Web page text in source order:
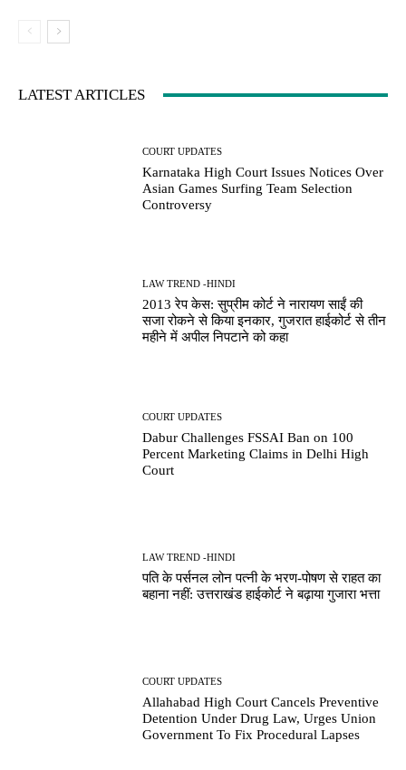
LATEST ARTICLES
COURT UPDATES
Karnataka High Court Issues Notices Over
Asian Games Surfing Team Selection
Controversy
LAW TREND -HINDI
2013 रेप केस: सुप्रीम कोर्ट ने नारायण साईं की
सजा रोकने से किया इनकार, गुजरात हाईकोर्ट से तीन
महीने में अपील निपटाने को कहा
COURT UPDATES
Dabur Challenges FSSAI Ban on 100
Percent Marketing Claims in Delhi High
Court
LAW TREND -HINDI
पति के पर्सनल लोन पत्नी के भरण-पोषण से राहत का
बहाना नहीं: उत्तराखंड हाईकोर्ट ने बढ़ाया गुजारा भत्ता
COURT UPDATES
Allahabad High Court Cancels Preventive
Detention Under Drug Law, Urges Union
Government To Fix Procedural Lapses